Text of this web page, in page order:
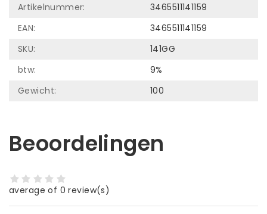
Artikelnummer:
3465511141159
EAN:
3465511141159
SKU:
141GG
btw:
9%
Gewicht:
100
Beoordelingen
average of 0 review(s)